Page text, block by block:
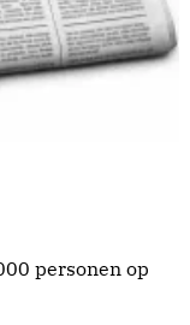
personen op